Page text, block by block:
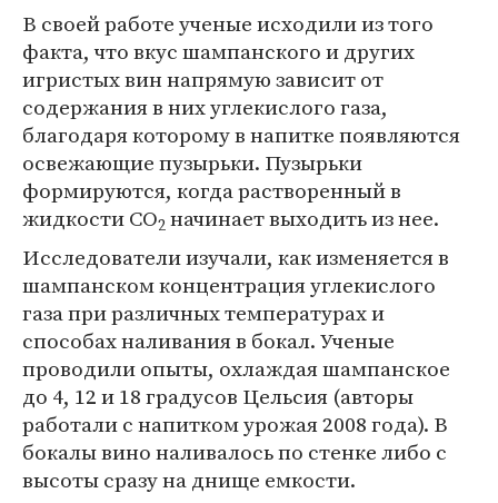
В своей работе ученые исходили из того
факта, что вкус шампанского и других
игристых вин напрямую зависит от
содержания в них углекислого газа,
благодаря которому в напитке появляются
освежающие пузырьки. Пузырьки
формируются, когда растворенный в
жидкости CO2 начинает выходить из нее.
Исследователи изучали, как изменяется в
шампанском концентрация углекислого
газа при различных температурах и
способах наливания в бокал. Ученые
проводили опыты, охлаждая шампанское
до 4, 12 и 18 градусов Цельсия (авторы
работали с напитком урожая 2008 года). В
бокалы вино наливалось по стенке либо с
высоты сразу на днище емкости.